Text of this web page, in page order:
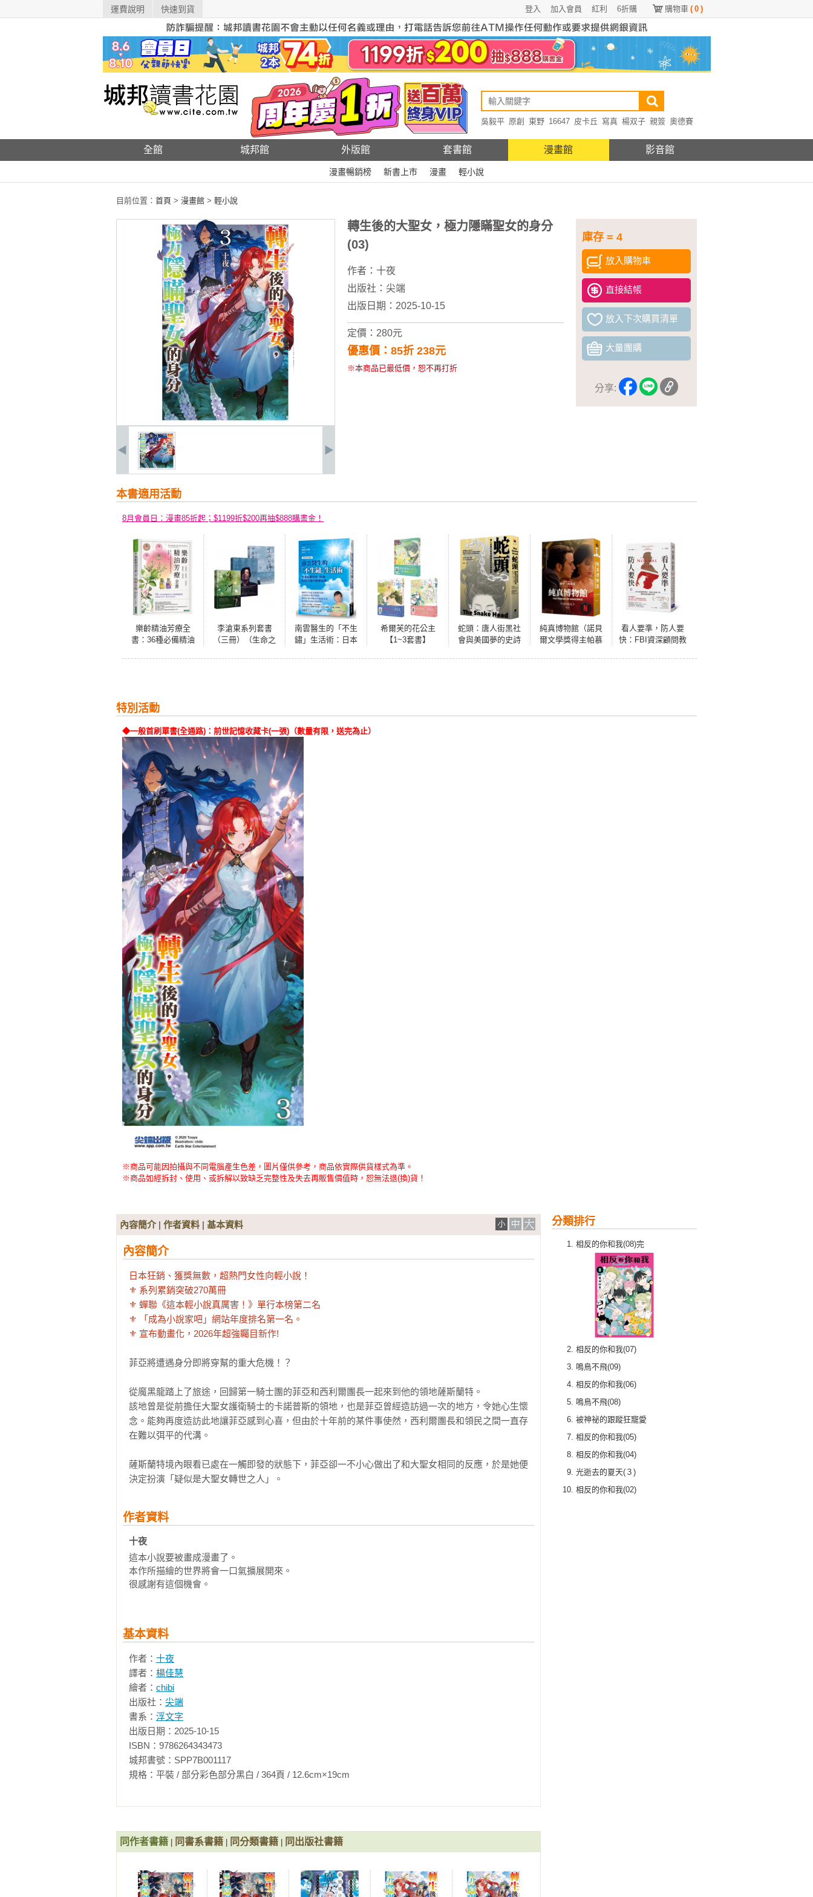
運費說明 快速到貨 購物車 ( 0 )
6折購
紅利
加入會員
登入
吳毅平 原創 東野 16647 皮卡丘 寫真 楊双子 親簽 奧德賽
全館 城邦館 外版館 套書館 漫畫館 影音館
漫畫暢銷榜 新書上市 漫畫 輕小說
目前位置： 首頁 > 漫畫館 > 輕小說
庫存 = 4
放入購物車
直接結帳
放入下次購買清單
大量團購
分享:
轉生後的大聖女，極力隱瞞聖女的身分
(03)
作者： 十夜
出版社： 尖端
出版日期：2025-10-15
定價：280元
優惠價：85折 238元
※本商品已最低價，恕不再打折
本書適用活動
8月會員日：漫畫85折起；$1199折$200再抽$888購書金！
樂齡精油芳療全
書：36種必備精油
李滄東系列套書
（三冊）（生命之
南雲醫生的「不生
鏽」生活術：日本
希爾芙的花公主
【1~3套書】
蛇頭：唐人街黑社
會與美國夢的史詩
純真博物館（諾貝
爾文學獎得主帕慕
看人要準，防人要
快：FBI資深顧問教
特別活動
◆一般首刷單書(全通路)：前世記憶收藏卡(一張)（數量有限，送完為止）
※商品可能因拍攝與不同電腦產生色差，圖片僅供參考，商品依實際供貨樣式為準。
※商品如經拆封、使用、或拆解以致缺乏完整性及失去再販售價值時，恕無法退(換)貨！
分類排行
相反的你和我(08)完
相反的你和我(07)
鳴鳥不飛(09)
相反的你和我(06)
鳴鳥不飛(08)
被神祕的跟蹤狂寵愛
相反的你和我(05)
相反的你和我(04)
光逝去的夏天(３)
相反的你和我(02)
內容簡介| 作者資料 | 基本資料
內容簡介
日本狂銷、獲獎無數，超熱門女性向輕小說！
⚜ 系列累銷突破270萬冊
⚜ 蟬聯《這本輕小說真厲害！》單行本榜第二名
⚜ 「成為小說家吧」網站年度排名第一名。
⚜ 宣布動畫化，2026年超強矚目新作!
菲亞將遭遇身分即將穿幫的重大危機！？
從魔黑龍踏上了旅途，回歸第一騎士團的菲亞和西利爾團長一起來到他的領地薩斯蘭特。
該地曾是從前擔任大聖女護衛騎士的卡諾普斯的領地，也是菲亞曾經造訪過一次的地方，令她心生懷
念。能夠再度造訪此地讓菲亞感到心喜，但由於十年前的某件事使然，西利爾團長和領民之間一直存
在難以弭平的代溝。
薩斯蘭特境內眼看已處在一觸即發的狀態下，菲亞卻一不小心做出了和大聖女相同的反應，於是她便
決定扮演「疑似是大聖女轉世之人」。
作者資料
十夜
這本小說要被畫成漫畫了。
本作所描繪的世界將會一口氣擴展開來。
很感謝有這個機會。
基本資料
作者： 十夜
譯者： 楊佳慧
繪者： chibi
出版社： 尖端
書系： 浮文字
出版日期：2025-10-15
ISBN：9786264343473
城邦書號：SPP7B001117
規格：平裝 / 部分彩色部分黑白 / 364頁 / 12.6cm×19cm
同作者書籍 | 同書系書籍 | 同分類書籍 | 同出版社書籍